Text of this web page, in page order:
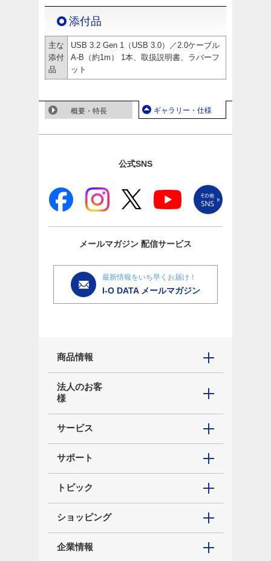
添付品
主な
添付
品
USB 3.2 Gen 1（USB 3.0）／2.0ケーブル
A-B（約1m） 1本、取扱説明書、ラバーフ
ット
概要・特長 ギャラリー・仕様
公式SNS
メールマガジン 配信サービス
最新情報をいち早くお届け！
I-O DATA メールマガジン
商品情報
法人のお客
様
サービス
サポート
トピック
ショッピング
企業情報